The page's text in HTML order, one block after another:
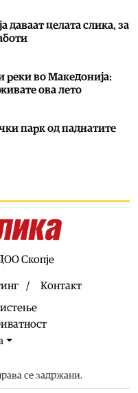
даваат целата слика, за
реки во Македонија:
ова лето
парк од паднатите
јадења од нашите баби
Србија
на мотор
рамката за
Скопје
Контакт
се задржани.